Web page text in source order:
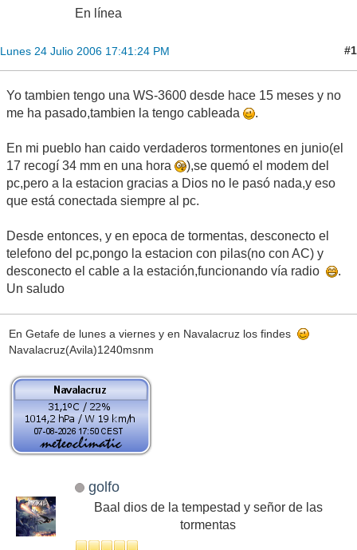
En línea
Lunes 24 Julio 2006 17:41:24 PM #1
Yo tambien tengo una WS-3600 desde hace 15 meses y no
me ha pasado,tambien la tengo cableada
.
En mi pueblo han caido verdaderos tormentones en junio(el
17 recogí 34 mm en una hora
),se quemó el modem del
pc,pero a la estacion gracias a Dios no le pasó nada,y eso
que está conectada siempre al pc.
Desde entonces, y en epoca de tormentas, desconecto el
telefono del pc,pongo la estacion con pilas(no con AC) y
desconecto el cable a la estación,funcionando vía radio
.
Un saludo
En Getafe de lunes a viernes y en Navalacruz los findes
Navalacruz(Avila)1240msnm
golfo
Baal dios de la tempestad y señor de las
tormentas